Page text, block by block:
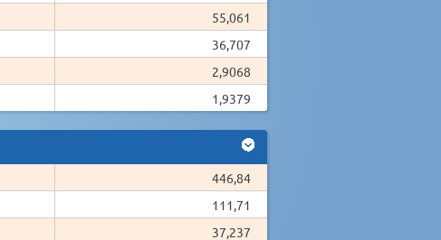
55,061
36,707
2,9068
1,9379
446,84
111,71
37,237